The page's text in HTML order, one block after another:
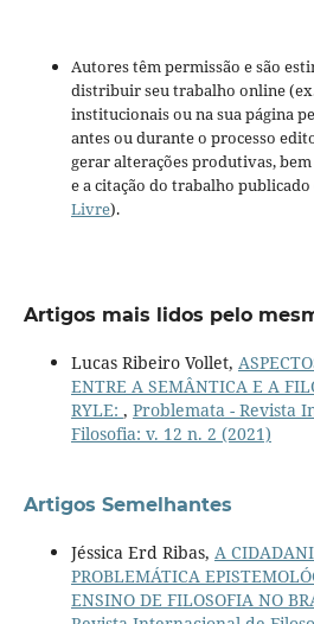
Autores têm permissão e são
distribuir seu trabalho online
institucionais ou na sua página
antes ou durante o processo
gerar alterações produtivas,
e a citação do trabalho publicado
Livre).
Artigos mais lidos pelo
Lucas Ribeiro Vollet,
ENTRE A SEMÂNTICA E A
RYLE: , Problemata - Revista
Filosofia: v. 12 n. 2 (2021)
Artigos Semelhantes
Jéssica Erd Ribas, A
PROBLEMÁTICA
ENSINO DE FILOSOFIA NO